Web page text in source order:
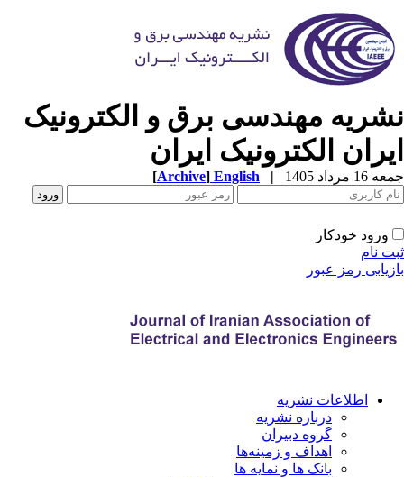
مهندسی برق و الکترونیک
الکترونیک ایران
مرداد 1405 |
English
[Archive]
ورود خودکار
نام
رمز عبور
اطلاعات نشریه
درباره نشریه
گروه دبیران
اهداف و زمینه‌ها
بانک ها و نمایه ها